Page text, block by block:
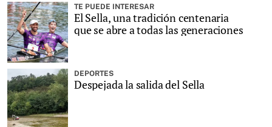
TE PUEDE INTERESAR
El Sella, una tradición centenaria
que se abre a todas las generaciones
DEPORTES
Despejada la salida del Sella